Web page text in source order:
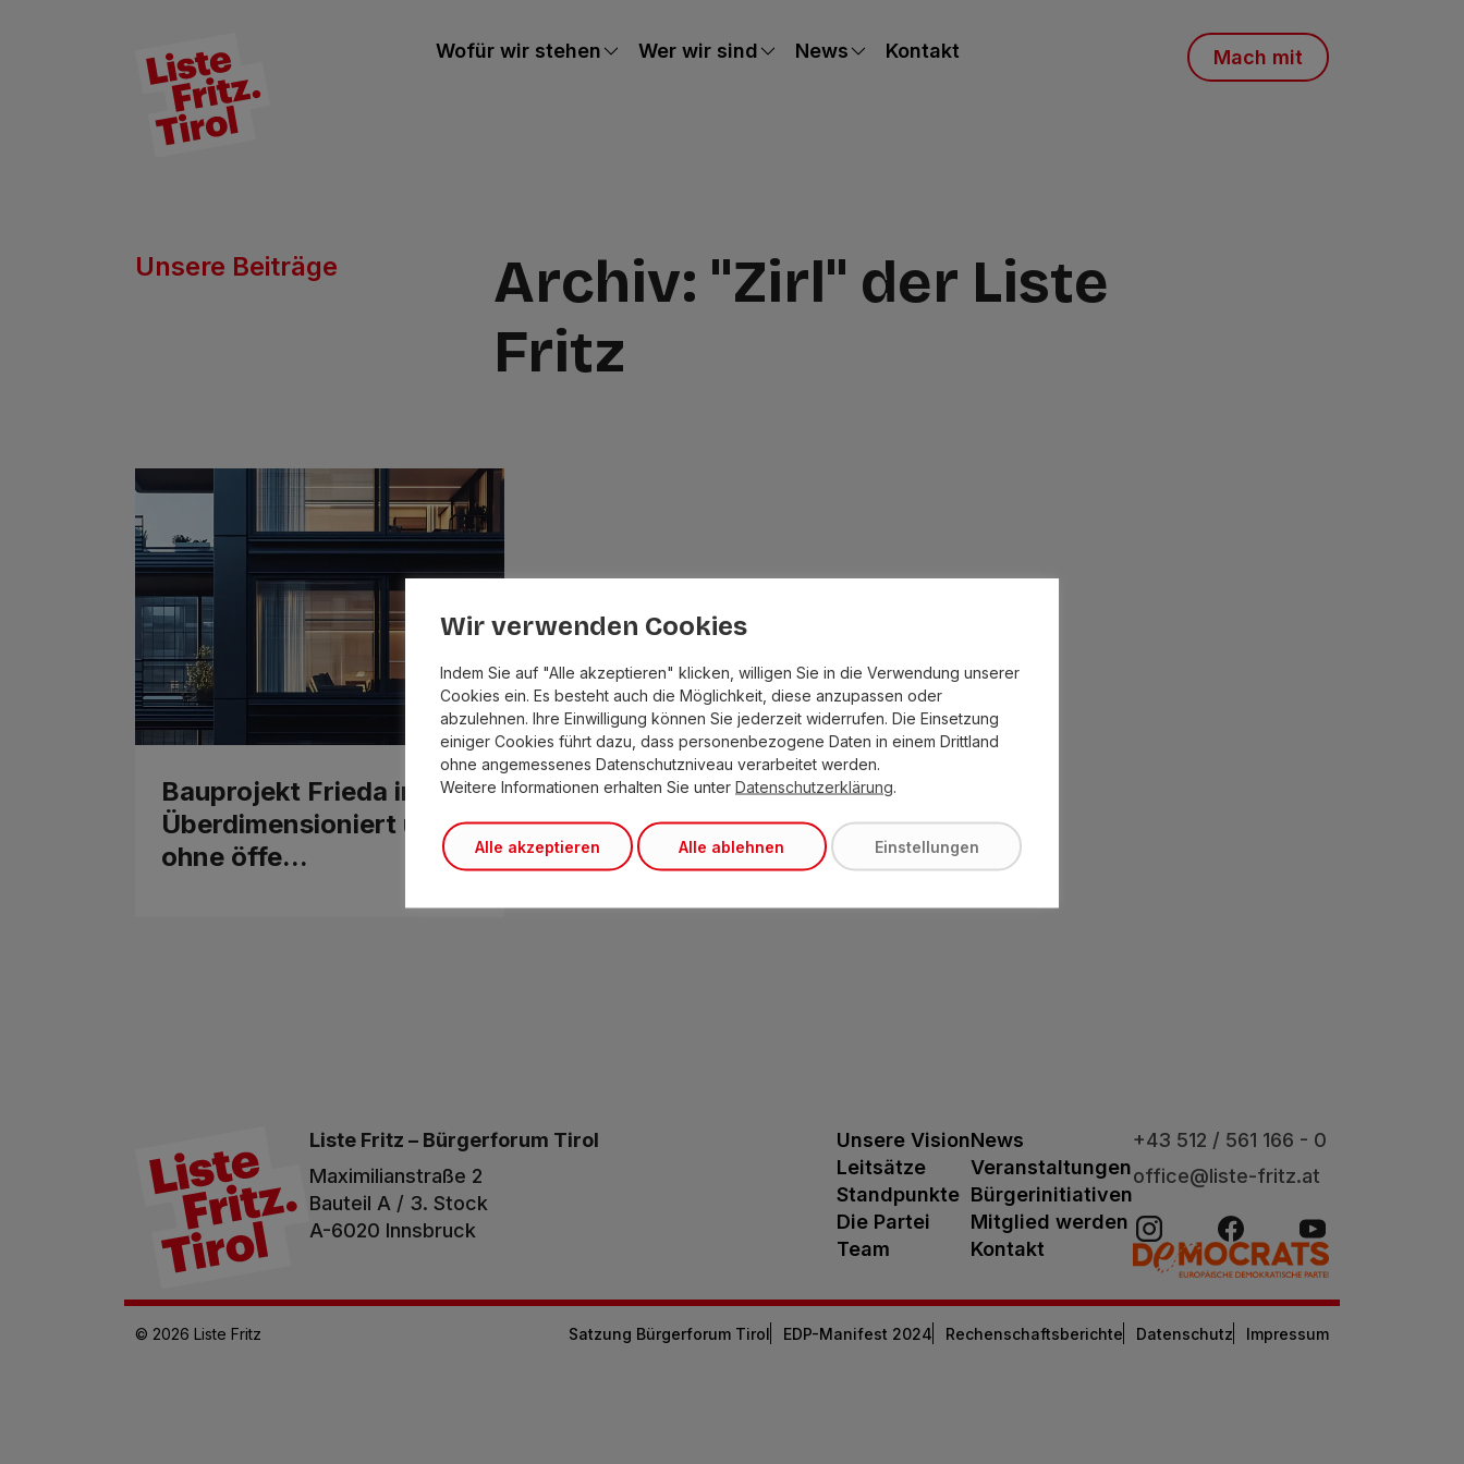
Wofür wir stehen Wer wir sind News Kontakt Mach mit
Unsere Beiträge
Archiv: "Zirl" der Liste
Fritz
Bauprojekt Frieda in Zirl:
Überdimensioniert und
ohne öffe...
Liste Fritz – Bürgerforum Tirol
Maximilianstraße 2
Bauteil A / 3. Stock
A-6020 Innsbruck
Unsere Vision
Leitsätze
Standpunkte
Die Partei
Team
News
Veranstaltungen
Bürgerinitiativen
Mitglied werden
Kontakt
+43 512 / 561 166 - 0
office@liste-fritz.at
© 2026 Liste Fritz Satzung Bürgerforum Tirol EDP-Manifest 2024 Rechenschaftsberichte Datenschutz Impressum
Wir verwenden Cookies
Indem Sie auf "Alle akzeptieren" klicken, willigen Sie in die Verwendung unserer
Cookies ein. Es besteht auch die Möglichkeit, diese anzupassen oder
abzulehnen. Ihre Einwilligung können Sie jederzeit widerrufen. Die Einsetzung
einiger Cookies führt dazu, dass personenbezogene Daten in einem Drittland
ohne angemessenes Datenschutzniveau verarbeitet werden.
Weitere Informationen erhalten Sie unter Datenschutzerklärung.
Alle akzeptieren Alle ablehnen Einstellungen